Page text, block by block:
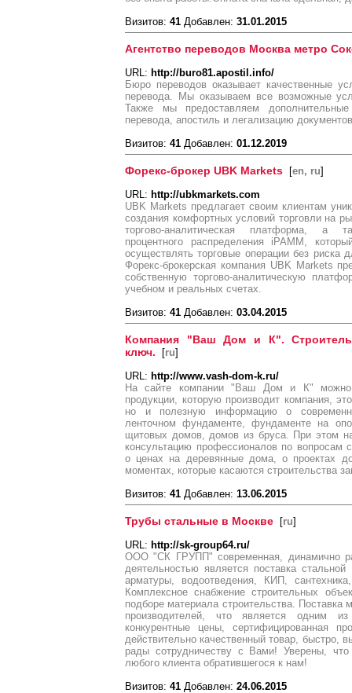
Визитов: 41 Добавлен: 31.01.2015
Агентство переводов Москва метро
URL: http://buro81.apostil.info/
Бюро переводов оказывает качественные
перевода. Мы оказываем все возможные
Также мы предоставляем дополнительные
перевода, апостиль и легализацию
Визитов: 41 Добавлен: 01.12.2019
Форекс-брокер UBK Markets [en, ru]
URL: http://ubkmarkets.com
UBK Markets предлагает своим клиентам
создания комфортных условий торговли на
торгово-аналитическая платформа, а
процентного распределения iPAMM,
осуществлять торговые операции без риска
Форекс-брокерская компания UBK Markets
собственную торгово-аналитическую
учебном и реальных счетах.
Визитов: 41 Добавлен: 03.04.2015
Компания "Ваш Дом и К".
ключ. [ru]
URL: http://www.vash-dom-k.ru/
На сайте компании "Ваш Дом и К"
продукции, которую производит компания,
но и полезную информацию о
ленточном фундаменте, фундаменте на
щитовых домов, домов из бруса. При этом
консультацию профессионалов по вопросам
о ценах на деревянные дома, о проектах
моментах, которые касаются строительства
Визитов: 41 Добавлен: 13.06.2015
Трубы стальные в Москве [ru]
URL: http://sk-group64.ru/
ООО "СК ГРУПП" современная, динамично
деятельностью является поставка
арматуры, водоотведения, КИП,
Комплексное снабжение строительных
подборе материала строительства. Поставка
производителей, что является одним
конкурентные цены, сертифицированная
действительно качественный товар, быстро,
рады сотрудничеству с Вами! Уверены,
любого клиента обратившегося к нам!
Визитов: 41 Добавлен: 24.06.2015